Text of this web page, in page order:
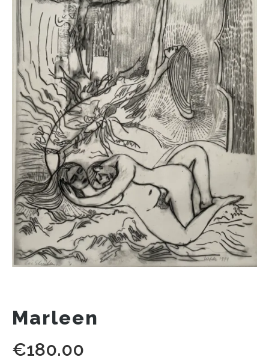
Marleen
€180.00